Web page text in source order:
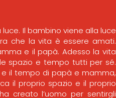
Il bambino viene alla luce
che la vita è essere amati.
e il papà. Adesso la vita
spazio e tempo tutti per sé.
e il tempo di papà e mamma,
il proprio spazio e il proprio
creato l’uomo per sentirgli